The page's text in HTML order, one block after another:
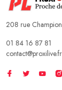
208 rue
01 84 16 87 81
contact@proxilive.fr